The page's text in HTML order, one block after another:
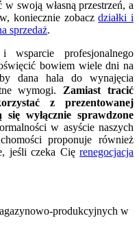
swoją własną przestrzeń, a
koniecznie zobaczdziałki i
sprzedaż.
wsparcie profesjonalnego
bowiem wiele dni na
dana hala do wynajęcia
wymogi. Zamiast tracić
z prezentowanej
wyłącznie sprawdzone
w asyście naszych
proponuje również
jeśli czeka Cięrenegocjacja
produkcyjnych w